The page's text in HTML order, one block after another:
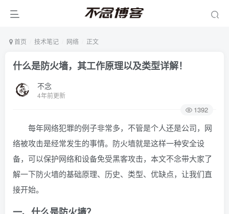
首页 技术笔记 网络 正文
什么是防火墙，其工作原理以及类型详解！
不念
4年前更新
1392
每年网络犯罪的例子非常多，不管是个人还是公司，网
络被攻击是经常发生的事情。防火墙就是这样一种安全设
备，可以保护网络和设备免受黑客攻击，本文不念带大家了
解一下防火墙的基础原理、历史、类型、优缺点，让我们直
接开始。